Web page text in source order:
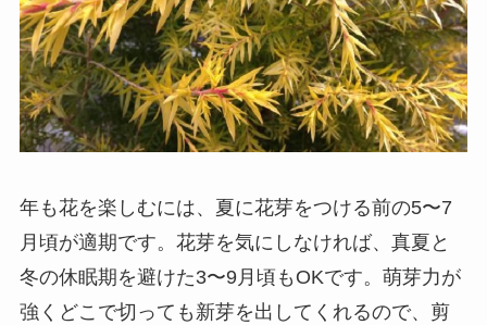
年も花を楽しむには、夏に花芽をつける前の5〜7
月頃が適期です。花芽を気にしなければ、真夏と
冬の休眠期を避けた3〜9月頃もOKです。萌芽力が
強くどこで切っても新芽を出してくれるので、剪